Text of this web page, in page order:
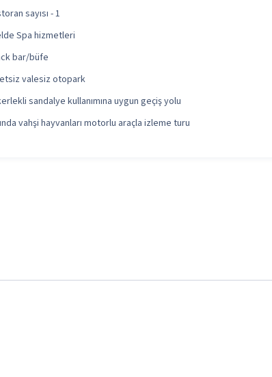
sayısı - 1
Spa hizmetleri
bar/büfe
valesiz otopark
sandalye kullanımına uygun geçiş yolu
vahşi hayvanları motorlu araçla izleme turu